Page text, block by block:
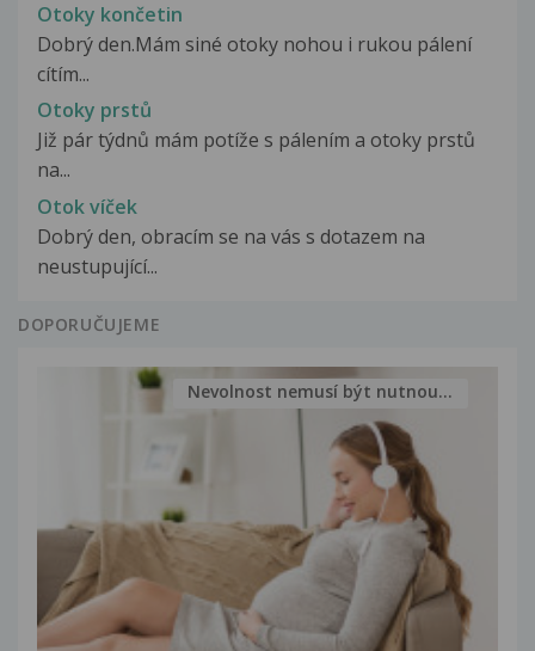
Otoky končetin
Dobrý den.Mám siné otoky nohou i rukou pálení
cítím...
Otoky prstů
Již pár týdnů mám potíže s pálením a otoky prstů
na...
Otok víček
Dobrý den, obracím se na vás s dotazem na
neustupující...
DOPORUČUJEME
Nevolnost nemusí být nutnou...